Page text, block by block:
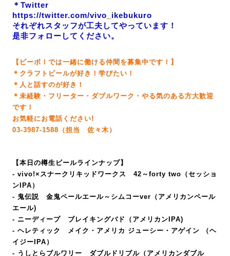
＊Twitter
https://twitter.com/vivo_ikebukuro
それぞれスタッフが工夫してやっています！
是非フォローしてください。
【ビーボ！では一緒に働ける仲間を募集中です！】
＊クラフトビールが好き！学びたい！
＊人と話すのが好き！
＊未経験・フリーター・ダブルワーク・やる気のある方大歓迎
です！
お気軽にお電話ください!
03-3987-1588（担当 佐々木）
【本日の樽生ビールラインナップ】
- vivo!×スナークリキッドワークス 42～forty two（セッショ
ンIPA）
- 鬼伝説 金鬼ペールエール～シムコーver（アメリカンペール
エール)
- ニーディープ ブレイキングバド（アメリカンIPA)
- ヘレティック メイク・アメリカ ジューシー・アゲイン （ヘ
イジーIPA）
- うしとらブルワリー ダブルドリブル（アメリカンダブル